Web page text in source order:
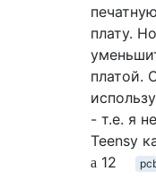
плату.
платой.
- т.е. я
Teensy
12